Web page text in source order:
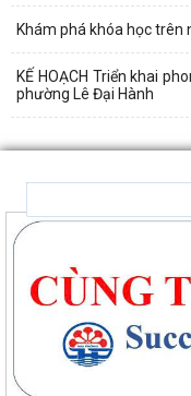
Khám phá khóa học trên
KẾ HOẠCH Triển khai
phường Lê Đại Hành